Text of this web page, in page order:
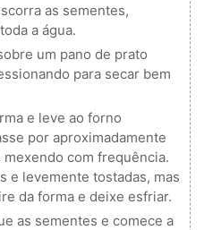
as sementes,
a água.
um pano de prato
para secar bem
e leve ao forno
por aproximadamente
com frequência.
e levemente tostadas, mas
da forma e deixe esfriar.
as sementes e comece a